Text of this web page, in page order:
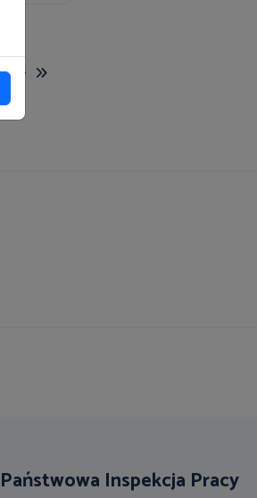
Państwowa Inspekcja Pracy